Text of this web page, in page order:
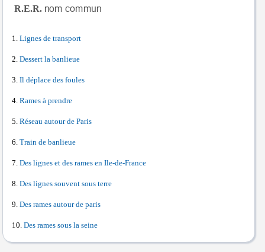
R.E.R.
Lignes de transport
Dessert la banlieue
Il déplace des foules
Rames à prendre
Réseau autour de Paris
Train de banlieue
Des lignes et des rames en Ile-de-France
Des lignes souvent sous terre
Des rames autour de paris
Des rames sous la seine